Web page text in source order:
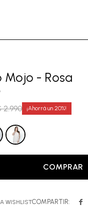
Mojo - Rosa
2.990 20
COMPRAR
